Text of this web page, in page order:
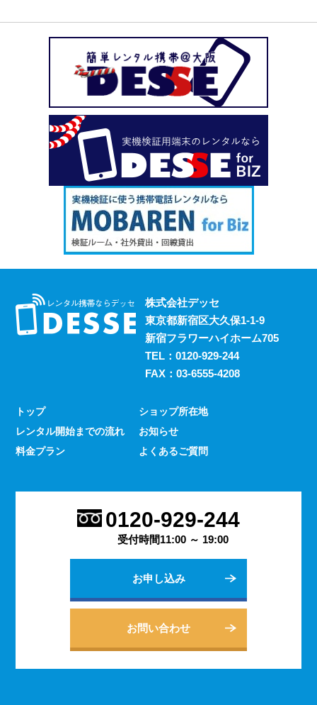
にお送りすることは一切ございません。 お客様と直接や
り取りのできるメールやお電話でのご請求となりますの
で、万一レンタルスマホの使用を他の方に知られたくな
い、という場合も安心してご利用いただけます。
デッセがスマホのレンタルと並行して展開しているのが、
ポケットwifiのレンタルサービスです。 街中にもフリーwifi
はありますが、通信速度に難があったり接続に制限があっ
たりと不便な面も否めません。 それらの影響を受けず、
電波圏内ならいつでも快適にインターネットを楽しめるポ
ケットwifiをレンタルでお得にご利用いただけます。 ご希
望の際はお気軽にご相談ください。
レンタルスマホには通話・通信以外にも様々な利用方法が
あります。 例えば、スマホ用アプリの開発における実機
検証用にスマホのレンタルをお考えの際は、デッセまでご
相談ください。
過去に発生した料金トラブルなど、身の回りの様々な事情
からスマホの利用契約を締結できない、という方は意外に
うな連絡手段となるものは手元にないと何かと手間がかか
るものです。 デッセでは、そういった方であっても気軽
にご契約いただけるレンタルスマホサービスのご案内を行
してだけでなく出退勤やスケジュールの管理などにも活躍
します。 会社は人の出入りもありますので、通常のスマ
ホのように1台1台契約するよりも、まとめてレンタルする
方がよりお得に利用できます。 会社用のレンタルスマホ
個人でのご利用から法人向けの複数台のご利用まで、お客
様の用途に合わせた様々な利用方法を提案できるデッセの
株式会社デッセ
東京都新宿区大久保1-1-9
新宿フラワーハイホーム705
TEL： 0120-929-244
FAX：03-6555-4208
トップ
レンタル開始までの流れ
料金プラン
ショップ所在地
お知らせ
よくあるご質問
0120-929-244
受付時間11:00 ～ 19:00
お申し込み
お問い合わせ